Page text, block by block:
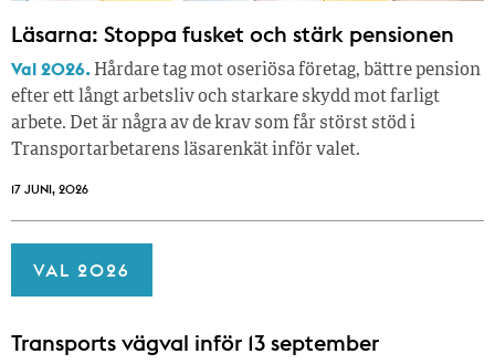
Läsarna: Stoppa fusket och stärk pensionen
Val 2026. Hårdare tag mot oseriösa företag, bättre pension
efter ett långt arbetsliv och starkare skydd mot farligt
arbete. Det är några av de krav som får störst stöd i
Transportarbetarens läsar­enkät inför valet.
17 JUNI, 2026
VAL 2026
Transports vägval inför 13 september